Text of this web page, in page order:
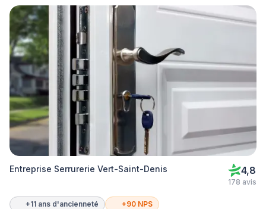
Entreprise Serrurerie Vert-Saint-Denis 4,8
178 avis
+11 ans d'ancienneté +90 NPS